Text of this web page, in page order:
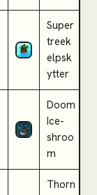
Super
treek
elpsk
ytter
Doom
Ice-
shroo
m
Thorn